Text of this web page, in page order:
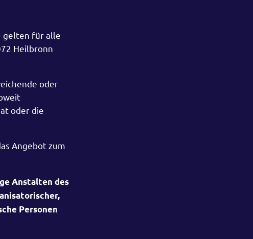
gelten für alle
Heilbronn
oder
oder die
Angebot zum
Anstalten des
Personen